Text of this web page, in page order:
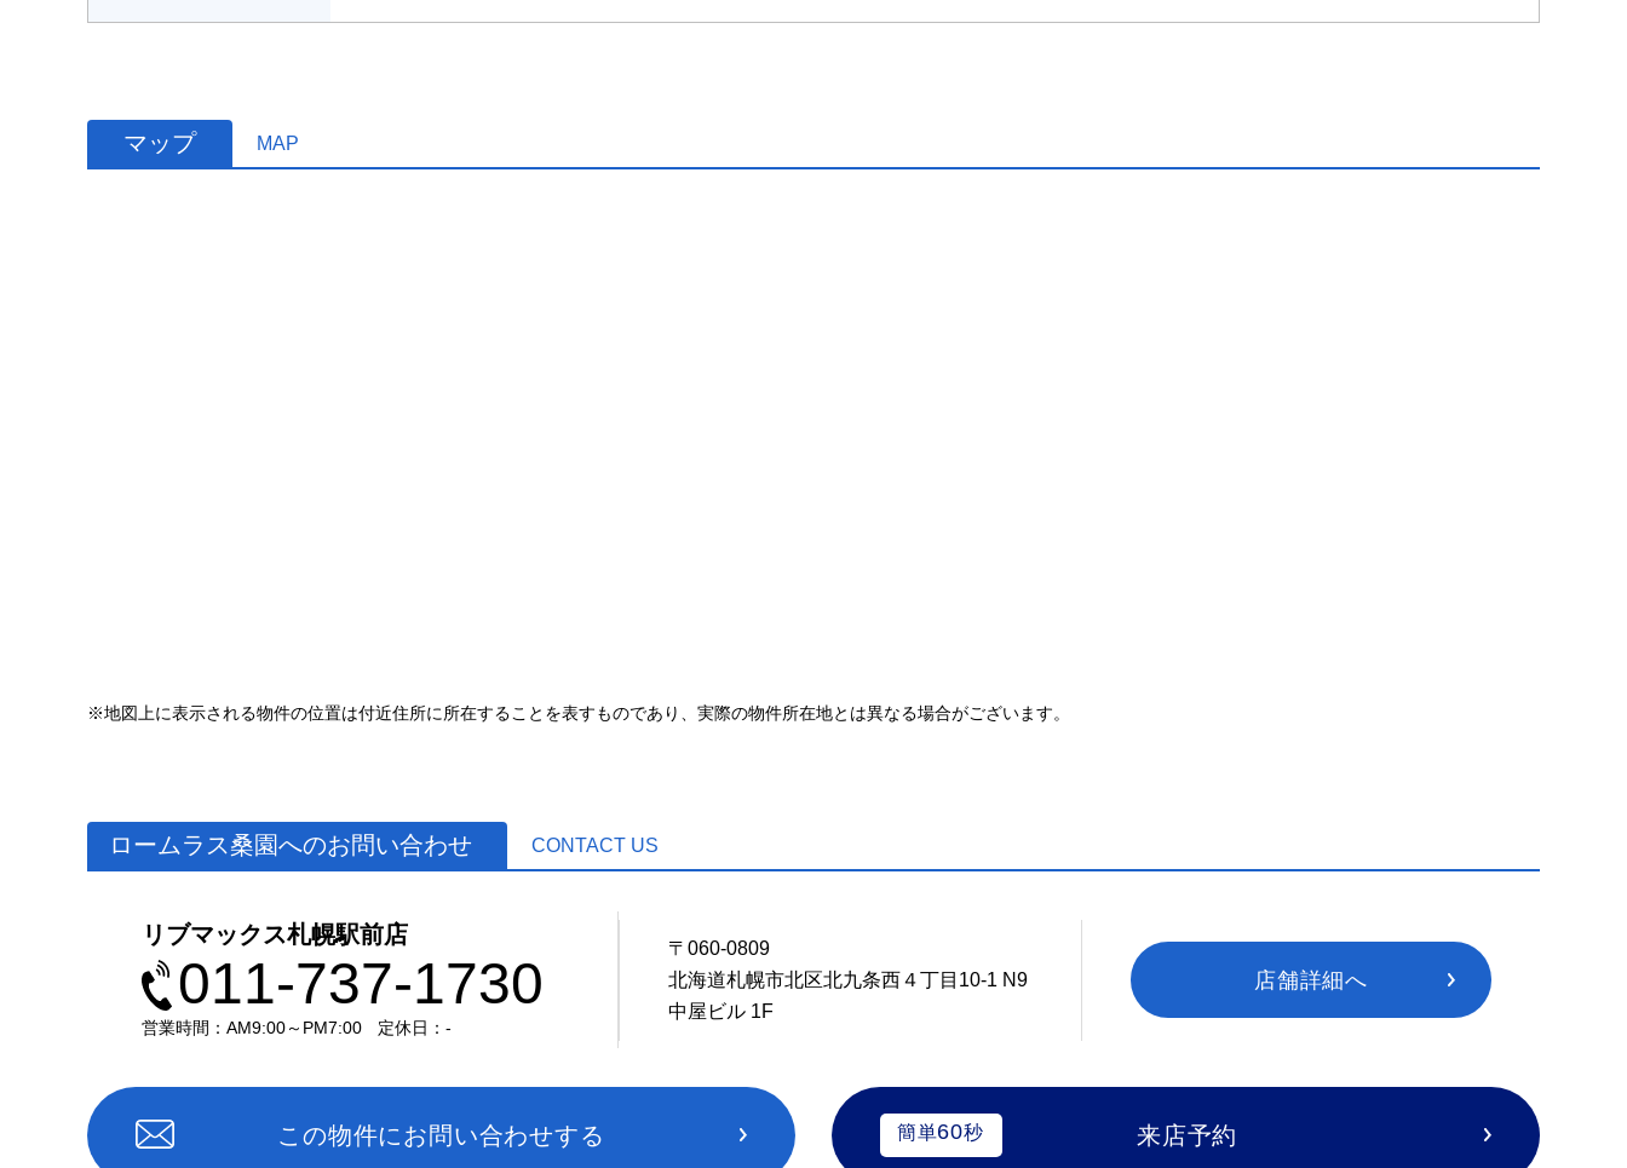
マップ MAP
※地図上に表示される物件の位置は付近住所に所在することを表すものであり、実際の物件所在地とは異なる場合がございます。
ロームラス桑園へのお問い合わせ CONTACT US
リブマックス札幌駅前店
011-737-1730
営業時間：AM9:00～PM7:00 定休日：-
〒060-0809
北海道札幌市北区北九条西４丁目10-1 N9
中屋ビル 1F
店舗詳細へ
この物件にお問い合わせする 簡単60秒 来店予約